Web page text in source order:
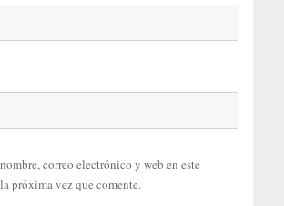
correo electrónico y web en este
próxima vez que comente.